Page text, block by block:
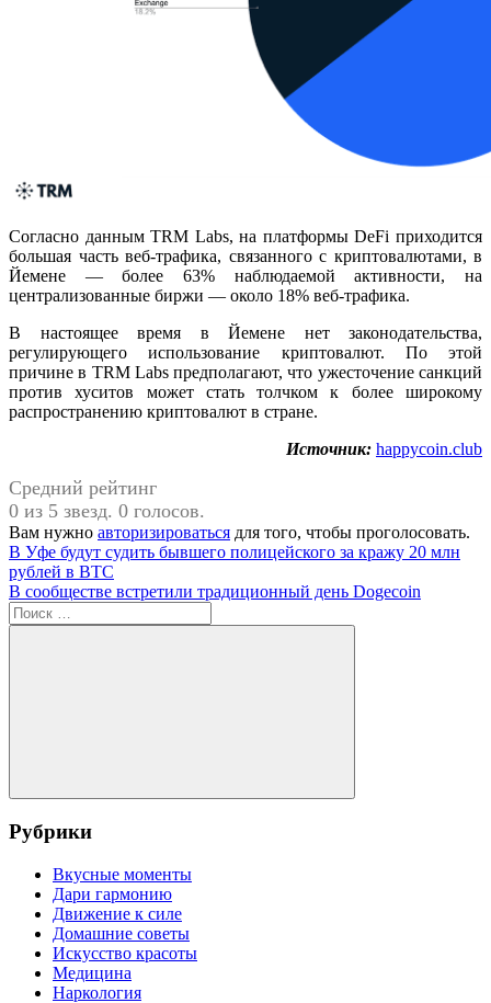
Согласно данным TRM Labs, на платформы DeFi приходится
большая часть веб-трафика, связанного с криптовалютами, в
Йемене — более 63% наблюдаемой активности, на
централизованные биржи — около 18% веб-трафика.
В настоящее время в Йемене нет законодательства,
регулирующего использование криптовалют. По этой
причине в TRM Labs предполагают, что ужесточение санкций
против хуситов может стать толчком к более широкому
распространению криптовалют в стране.
Источник: happycoin.club
Средний рейтинг
0 из 5 звезд. 0 голосов.
Вам нужно авторизироваться для того, чтобы проголосовать.
Навигация
по
записям
Предыдущая
запись:
В Уфе будут судить бывшего полицейского за кражу 20 млн
рублей в BTC
Следующая
запись:
В сообществе встретили традиционный день Dogecoin
Поиск
для:
Поиск
Рубрики
Вкусные моменты
Дари гармонию
Движение к силе
Домашние советы
Искусство красоты
Медицина
Наркология